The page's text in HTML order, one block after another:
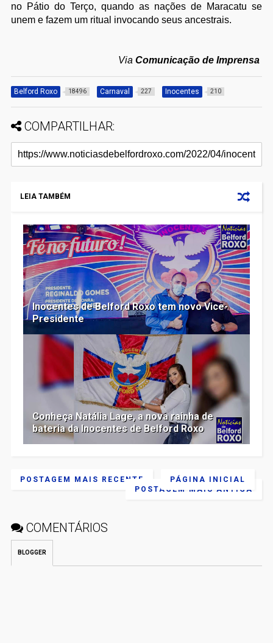
no Pátio do Terço, quando as nações de Maracatu se
unem e fazem um ritual invocando seus ancestrais.
ViaComunicação de Imprensa
Belford Roxo 18496 Carnaval 227 Inocentes 210
COMPARTILHAR:
LEIA TAMBÉM
Inocentes de Belford Roxo tem novo Vice-
Presidente
Conheça Natália Lage, a nova rainha de
bateria da Inocentes de Belford Roxo
POSTAGEM MAIS RECENTE
POSTAGEM MAIS ANTIGA
PÁGINA INICIAL
COMENTÁRIOS
BLOGGER